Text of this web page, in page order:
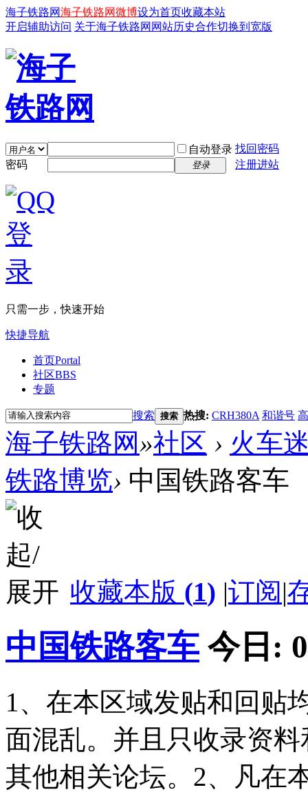
海子铁路网海子铁路网微博设为首页收藏本站
开启辅助访问 关于海子铁路网 网站历史合作切换到宽版
自动登录 找回密码
密码
登录 注册进站
只需一步，快速开始
快捷导航
首页Portal
社区BBS
专题
搜索 搜索 热搜: CRH380A 和谐号
海子铁路网»社区 › 火车
铁路博览› 中国铁路客车
收藏本版 (1) |订阅|
中国铁路客车 今日: 0
1、在本区域发贴和回贴
面混乱。并且只收录资
其他相关论坛。2、凡在